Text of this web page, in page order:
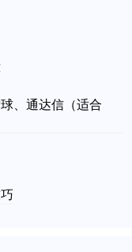
、通达信（适合